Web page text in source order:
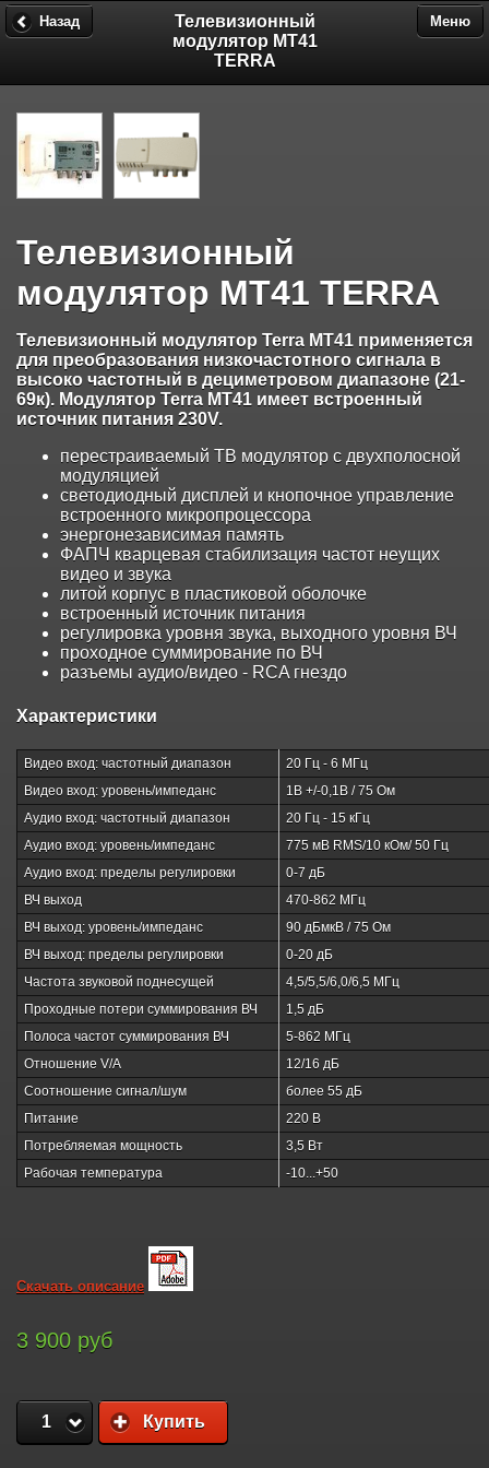
Телевизионный
модулятор MT41
TERRA
Назад Меню
Телевизионный
модулятор MT41 TERRA
Телевизионный модулятор Terra МТ41 применяется
для преобразования низкочастотного сигнала в
высоко частотный в дециметровом диапазоне (21-
69к). Модулятор Terra МТ41 имеет встроенный
источник питания 230V.
перестраиваемый ТВ модулятор с двухполосной
модуляцией
светодиодный дисплей и кнопочное управление
встроенного микропроцессора
энергонезависимая память
ФАПЧ кварцевая стабилизация частот неущих
видео и звука
литой корпус в пластиковой оболочке
встроенный источник питания
регулировка уровня звука, выходного уровня ВЧ
проходное суммирование по ВЧ
разъемы аудио/видео - RCA гнездо
Характеристики
Видео вход: частотный диапазон
20 Гц - 6 МГц
Видео вход: уровень/импеданс
1В +/-0,1В / 75 Ом
Аудио вход: частотный диапазон
20 Гц - 15 кГц
Аудио вход: уровень/импеданс
775 мВ RMS/10 кОм/ 50 Гц
Аудио вход: пределы регулировки
0-7 дБ
ВЧ выход
470-862 МГц
ВЧ выход: уровень/импеданс
90 дБмкВ / 75 Ом
ВЧ выход: пределы регулировки
0-20 дБ
Частота звуковой поднесущей
4,5/5,5/6,0/6,5 МГц
Проходные потери суммирования ВЧ
1,5 дБ
Полоса частот суммирования ВЧ
5-862 МГц
Отношение V/A
12/16 дБ
Соотношение сигнал/шум
более 55 дБ
Питание
220 В
Потребляемая мощность
3,5 Вт
Рабочая температура
-10...+50
Скачать описание
3 900 руб
1 Купить